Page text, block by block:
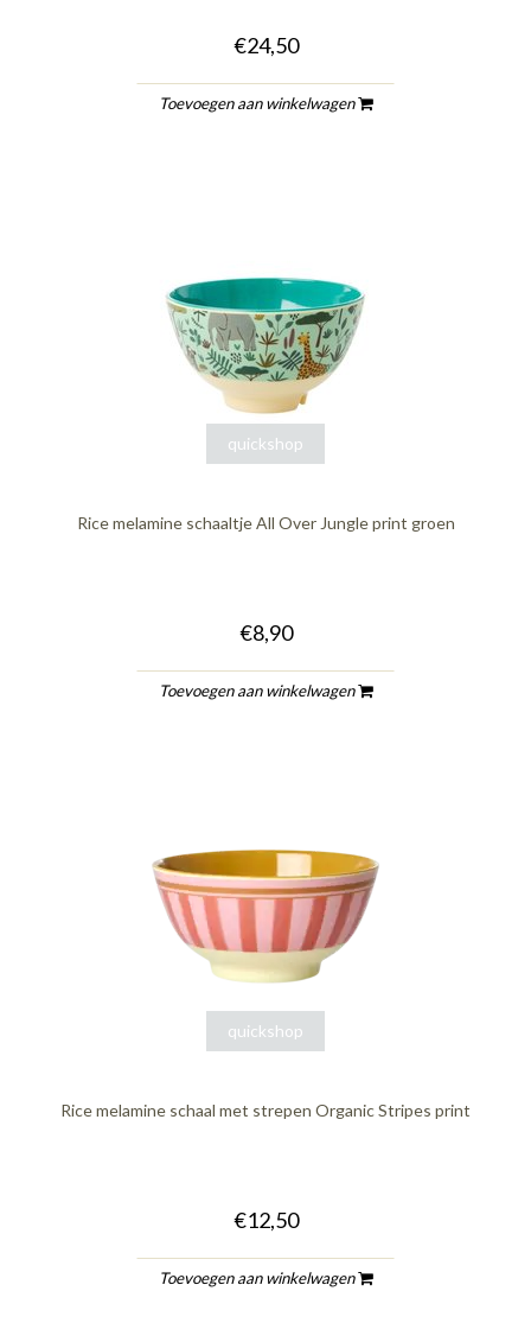
€24,50
Toevoegen aan winkelwagen
quickshop
Rice melamine schaaltje All Over Jungle print groen
€8,90
Toevoegen aan winkelwagen
quickshop
Rice melamine schaal met strepen Organic Stripes print
€12,50
Toevoegen aan winkelwagen